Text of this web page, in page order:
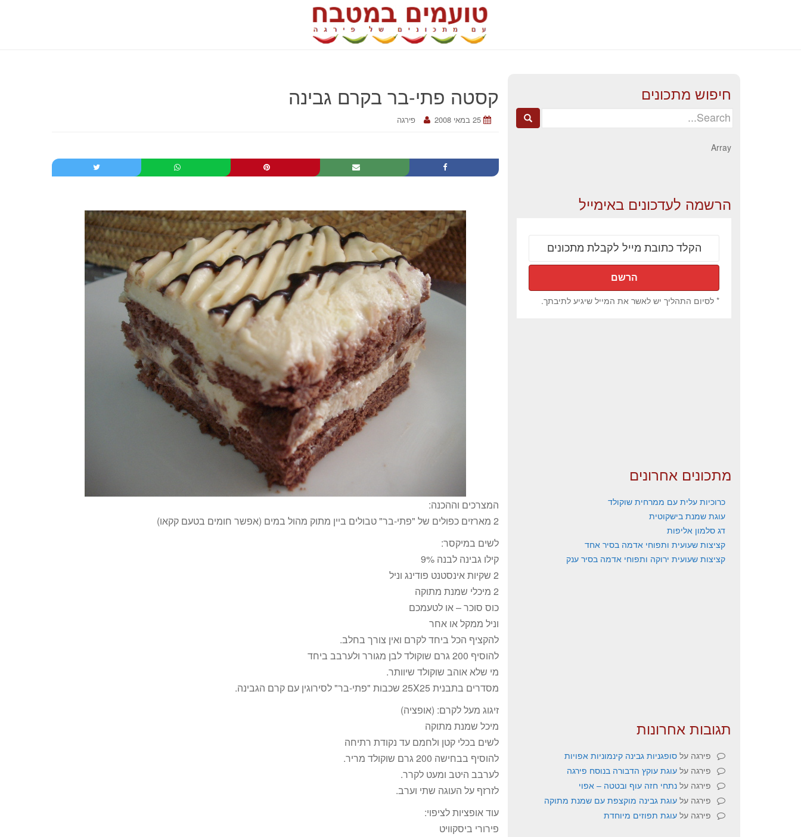
קסטה פתי-בר בקרם גבינה
25 במאי 2008 פירגה
המצרכים וההכנה:
2 מארזים כפולים של "פתי-בר" טבולים ביין מתוק מהול במים (אפשר חומים בטעם קקאו)
לשים במיקסר:
קילו גבינה לבנה 9%
2 שקיות אינסטנט פודינג וניל
2 מיכלי שמנת מתוקה
כוס סוכר – או לטעמכם
וניל ממקל או אחר
להקציף הכל ביחד לקרם ואין צורך בחלב.
להוסיף 200 גרם שוקולד לבן מגורר ולערבב ביחד
מי שלא אוהב שוקולד שיוותר.
מסדרים בתבנית 25X25 שכבות "פתי-בר" לסירוגין עם קרם הגבינה.
זיגוג מעל לקרם: (אופציה)
מיכל שמנת מתוקה
לשים בכלי קטן ולחמם עד נקודת רתיחה
להוסיף בבחישה 200 גרם שוקולד מריר.
לערבב היטב ומעט לקרר.
לזרזף על העוגה שתי וערב.
עוד אופציות לציפוי:
פירורי ביסקוויט
חיפוש מתכונים
Search
Array
הרשמה לעדכונים באימייל
* לסיום התהליך יש לאשר את המייל שיגיע לתיבתך.
מתכונים אחרונים
כרוכיות עלית עם ממרחית שוקולד
עוגת שמנת בישקוטית
דג סלמון אליפות
קציצות שעועית ותפוחי אדמה בסיר אחד
קציצות שעועית ירוקה ותפוחי אדמה בסיר ענק
תגובות אחרונות
פירגה על סופגניות גבינה קינמוניות אפויות
פירגה על עוגת עוקץ הדבורה בנוסח פירגה
פירגה על נתחי חזה עוף ובטטה – אפוי
פירגה על עוגת גבינה מוקצפת עם שמנת מתוקה
פירגה על עוגת תפוזים מיוחדת